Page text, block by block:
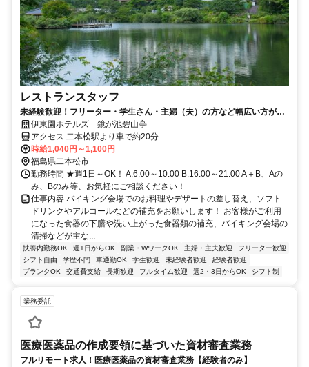
レストランスタッフ
未経験歓迎！フリーター・学生さん・主婦（夫）の方など幅広い方が活
躍中の職場です。
伊東園ホテルズ 鏡が池碧山亭
アクセス 二本松駅より車で約20分
時給1,040円～1,100円
福島県二本松市
勤務時間 ★週1日～OK！ A.6:00～10:00 B.16:00～21:00 A＋B、Aの
み、Bのみ等、お気軽にご相談ください！
仕事内容 バイキング会場でのお料理やデザートの差し替え、ソフト
ドリンクやアルコールなどの補充をお願いします！ お客様がご利用
になった食器の下膳や洗い上がった食器類の補充、バイキング会場の
清掃などが主な...
扶養内勤務OK 週1日からOK 副業・WワークOK 主婦・主夫歓迎
フリーター歓迎
シフト自由
学歴不問 車通勤OK 学生歓迎 未経験者歓迎
経験者歓迎
ブランクOK
交通費支給 長期歓迎 フルタイム歓迎 週2・3日からOK シフト制
業務委託
医療医薬品の作成要領に基づいた資材審査業務
フルリモート求人！医療医薬品の資材審査業務【経験者のみ】